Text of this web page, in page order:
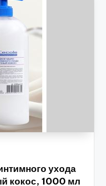
ухода
кокос, 1000 мл